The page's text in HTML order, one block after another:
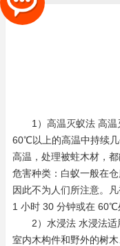
1）高温灭蚁法 高
60℃以上的高温中持续
高温，处理被蛀木材，
危害种类：白蚁一般在
因此不为人们所注意。
1 小时 30 分钟或在 60℃
2）水浸法 水浸法
室内木构件和野外的树